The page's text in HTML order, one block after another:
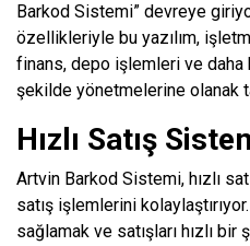
Barkod Sistemi” devreye
özellikleriyle bu yazılım,
finans, depo işlemleri ve daha
şekilde yönetmelerine olanak
Hızlı Satış
Artvin Barkod Sistemi, hızlı
satış işlemlerini
sağlamak ve satışları hızlı